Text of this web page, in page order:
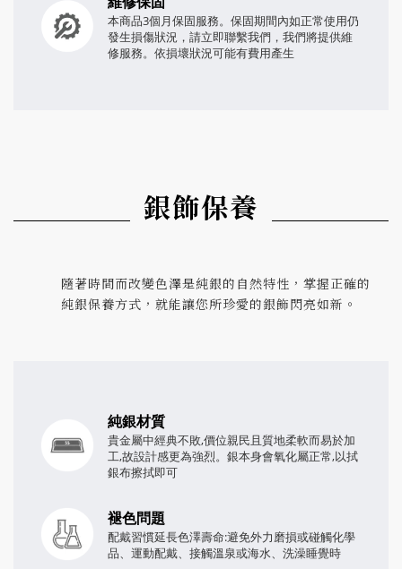
本商品3個月保固服務。保固期間內如正常使用仍
發生損傷狀況，請立即聯繫我們，我們將提供維
修服務。依損壞狀況可能有費用產生
銀飾保養
隨著時間而改變色澤是純銀的自然特性，掌握正確的
純銀保養方式，就能讓您所珍愛的銀飾閃亮如新。
純銀材質
貴金屬中經典不敗,價位親民且質地柔軟而易於加
工,故設計感更為強烈。銀本身會氧化屬正常,以拭
銀布擦拭即可
褪色問題
配戴習慣延長色澤壽命:避免外力磨損或碰觸化學
品、運動配戴、接觸溫泉或海水、洗澡睡覺時